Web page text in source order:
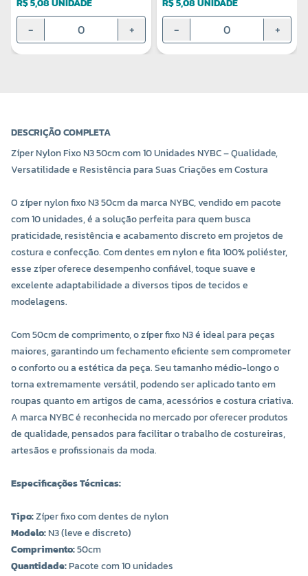
R$ 5,08 UNIDADE
- +
R$ 5,08 UNIDADE
- +
DESCRIÇÃO COMPLETA
Zíper Nylon Fixo N3 50cm com 10 Unidades NYBC – Qualidade,
Versatilidade e Resistência para Suas Criações em Costura
O zíper nylon fixo N3 50cm da marca NYBC, vendido em pacote
com 10 unidades, é a solução perfeita para quem busca
praticidade, resistência e acabamento discreto em projetos de
costura e confecção. Com dentes em nylon e fita 100% poliéster,
esse zíper oferece desempenho confiável, toque suave e
excelente adaptabilidade a diversos tipos de tecidos e
modelagens.
Com 50cm de comprimento, o zíper fixo N3 é ideal para peças
maiores, garantindo um fechamento eficiente sem comprometer
o conforto ou a estética da peça. Seu tamanho médio-longo o
torna extremamente versátil, podendo ser aplicado tanto em
roupas quanto em artigos de cama, acessórios e costura criativa.
A marca NYBC é reconhecida no mercado por oferecer produtos
de qualidade, pensados para facilitar o trabalho de costureiras,
artesãos e profissionais da moda.
Especificações Técnicas:
Tipo:Zíper fixo com dentes de nylon
Modelo:N3 (leve e discreto)
Comprimento:50cm
Quantidade:Pacote com 10 unidades